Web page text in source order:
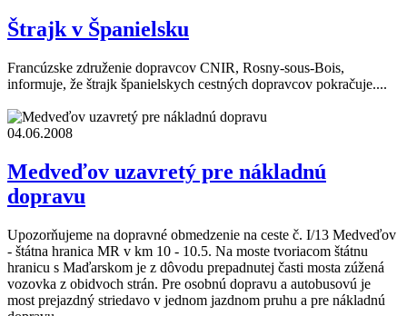
Štrajk v Španielsku
Francúzske združenie dopravcov CNIR, Rosny-sous-Bois,
informuje, že štrajk španielskych cestných dopravcov pokračuje....
04.06.2008
Medveďov uzavretý pre nákladnú
dopravu
Upozorňujeme na dopravné obmedzenie na ceste č. I/13 Medveďov
- štátna hranica MR v km 10 - 10.5. Na moste tvoriacom štátnu
hranicu s Maďarskom je z dôvodu prepadnutej časti mosta zúžená
vozovka z obidvoch strán. Pre osobnú dopravu a autobusovú je
most prejazdný striedavo v jednom jazdnom pruhu a pre nákladnú